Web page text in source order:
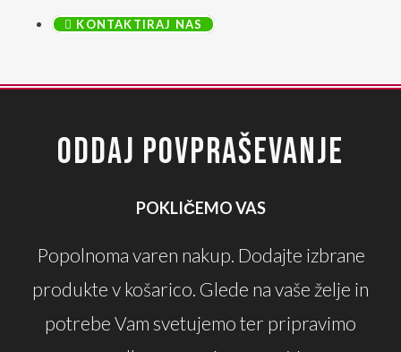
KONTAKTIRAJ NAS
ODDAJ POVPRAŠEVANJE
POKLIČEMO VAS
Popolnoma varen nakup. Dodajte izbrane
produkte v košarico. Glede na vaše želje in
potrebe Vam svetujemo ter pripravimo